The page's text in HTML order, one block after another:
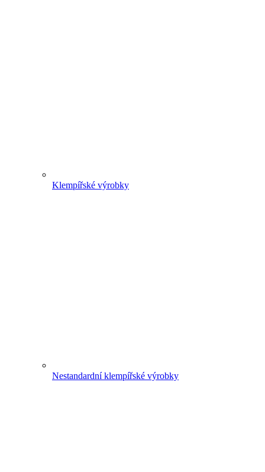
Klempířské výrobky
Nestandardní klempířské výrobky